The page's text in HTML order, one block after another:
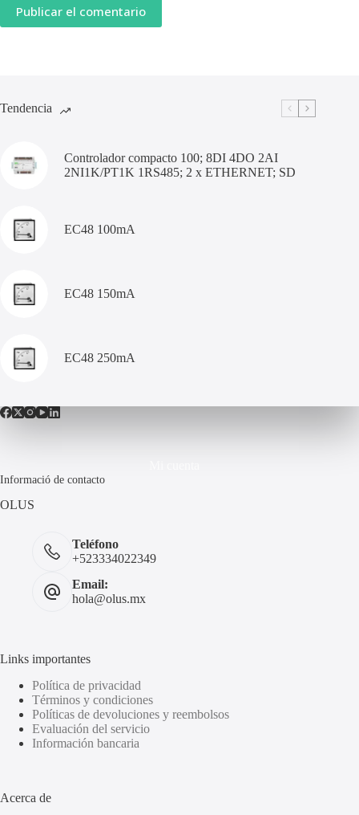
Publicar el comentario
Tendencia
Controlador compacto 100; 8DI 4DO 2AI
2NI1K/PT1K 1RS485; 2 x ETHERNET; SD
EC48 100mA
EC48 150mA
EC48 250mA
Informació de contacto
OLUS
Teléfono
+523334022349
Email:
hola@olus.mx
Links importantes
Política de privacidad
Términos y condiciones
Políticas de devoluciones y reembolsos
Evaluación del servicio
Información bancaria
Acerca de